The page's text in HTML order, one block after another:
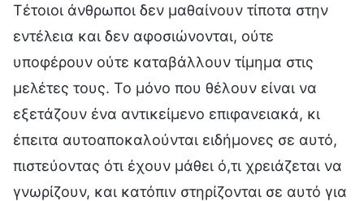
Τέτοιοι άνθρωποι δεν μαθαίνουν τίποτα στην
εντέλεια και δεν αφοσιώνονται, ούτε
υποφέρουν ούτε καταβάλλουν τίμημα στις
μελέτες τους. Το μόνο που θέλουν είναι να
εξετάζουν ένα αντικείμενο επιφανειακά, κι
έπειτα αυτοαποκαλούνται ειδήμονες σε αυτό,
πιστεύοντας ότι έχουν μάθει ό,τι χρειάζεται να
γνωρίζουν, και κατόπιν στηρίζονται σε αυτό για